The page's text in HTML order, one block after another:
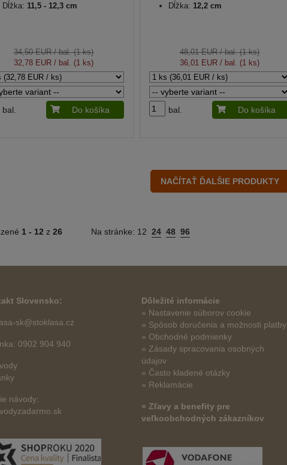
Dĺžka: 11,5 - 12,3 cm
34,50 EUR/ bal. (1 ks)
32,78 EUR/ bal. (1 ks)
bal. Do košíka
Dĺžka: 12,2 cm
48,01 EUR/ bal. (1 ks)
36,01 EUR/ bal. (1 ks)
bal. Do košíka
1 - 12 z 26 Na stránke: 12 24 48 96
Slovensko:
sk@stoklasa.cz
0902 904 940
návody:
Dôležité informácie
» Nastavenie súborov cookie
» Spôsob doručenia a možnosti platby
» Obchodné podmienky
» Zásady spracovania osobných
údajov
» Často kladené otázky
» Reklamácie
» Zľavy a benefity pre
veľkoobchodných zákazníkov